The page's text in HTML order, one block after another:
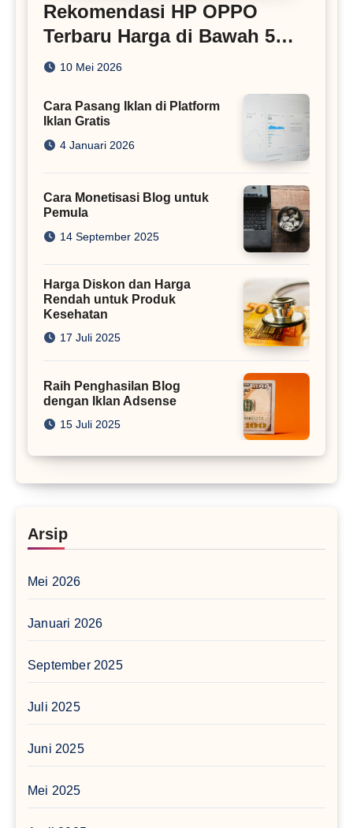
Rekomendasi HP OPPO
Terbaru Harga di Bawah 5
Juta
10 Mei 2026
Cara Pasang Iklan di Platform
Iklan Gratis
4 Januari 2026
Cara Monetisasi Blog untuk
Pemula
14 September 2025
Harga Diskon dan Harga
Rendah untuk Produk
Kesehatan
17 Juli 2025
Raih Penghasilan Blog
dengan Iklan Adsense
15 Juli 2025
Arsip
Mei 2026
Januari 2026
September 2025
Juli 2025
Juni 2025
Mei 2025